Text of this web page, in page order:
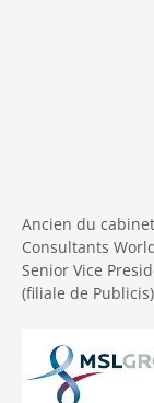
Ancien du
Consultants
Senior Vice
(filiale de